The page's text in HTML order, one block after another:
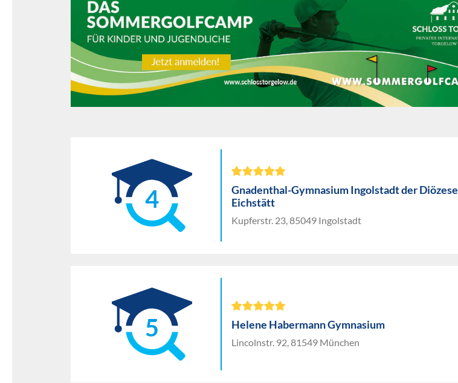
4
Gnadenthal-Gymnasium Ingolstadt der Diözese
Eichstätt
Kupferstr. 23, 85049 Ingolstadt
5 Helene Habermann Gymnasium
Lincolnstr. 92, 81549 München